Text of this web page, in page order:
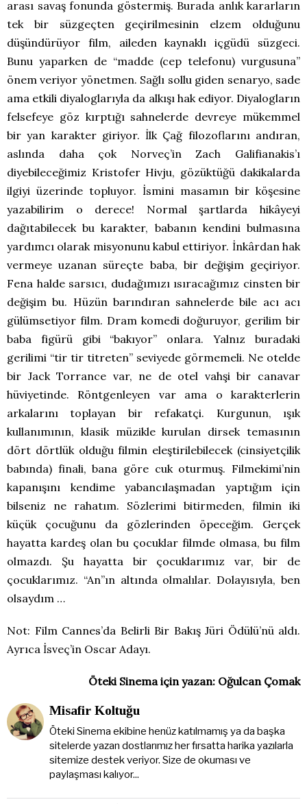
arası savaş fonunda göstermiş. Burada anlık kararların
tek bir süzgeçten geçirilmesinin elzem olduğunu
düşündürüyor film, aileden kaynaklı içgüdü süzgeci.
Bunu yaparken de “madde (cep telefonu) vurgusuna”
önem veriyor yönetmen. Sağlı sollu giden senaryo, sade
ama etkili diyaloglarıyla da alkışı hak ediyor. Diyalogların
felsefeye göz kırptığı sahnelerde devreye mükemmel
bir yan karakter giriyor. İlk Çağ filozoflarını andıran,
aslında daha çok Norveç’in Zach Galifianakis’ı
diyebileceğimiz Kristofer Hivju, gözüktüğü dakikalarda
ilgiyi üzerinde topluyor. İsmini masamın bir köşesine
yazabilirim o derece! Normal şartlarda hikâyeyi
dağıtabilecek bu karakter, babanın kendini bulmasına
yardımcı olarak misyonunu kabul ettiriyor. İnkârdan hak
vermeye uzanan süreçte baba, bir değişim geçiriyor.
Fena halde sarsıcı, dudağımızı ısıracağımız cinsten bir
değişim bu. Hüzün barındıran sahnelerde bile acı acı
gülümsetiyor film. Dram komedi doğuruyor, gerilim bir
baba figürü gibi “bakıyor” onlara. Yalnız buradaki
gerilimi “tir tir titreten” seviyede görmemeli. Ne otelde
bir Jack Torrance var, ne de otel vahşi bir canavar
hüviyetinde. Röntgenleyen var ama o karakterlerin
arkalarını toplayan bir refakatçi. Kurgunun, ışık
kullanımının, klasik müzikle kurulan dirsek temasının
dört dörtlük olduğu filmin eleştirilebilecek (cinsiyetçilik
babında) finali, bana göre cuk oturmuş. Filmekimi’nin
kapanışını kendime yabancılaşmadan yaptığım için
bilseniz ne rahatım. Sözlerimi bitirmeden, filmin iki
küçük çocuğunu da gözlerinden öpeceğim. Gerçek
hayatta kardeş olan bu çocuklar filmde olmasa, bu film
olmazdı. Şu hayatta bir çocuklarımız var, bir de
çocuklarımız. “An”ın altında olmalılar. Dolayısıyla, ben
olsaydım …
Not: Film Cannes’da Belirli Bir Bakış Jüri Ödülü’nü aldı.
Ayrıca İsveç’in Oscar Adayı.
Öteki Sinema için yazan: Oğulcan Çomak
Misafir Koltuğu
Öteki Sinema ekibine henüz katılmamış ya da başka
sitelerde yazan dostlarımız her fırsatta harika yazılarla
sitemize destek veriyor. Size de okuması ve
paylaşması kalıyor...